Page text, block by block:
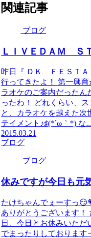
関連記事
ブログ
ＬＩＶＥＤＡＭ Ｓ
昨日『 ＤＫ ＦＥＳＴ
行ってきたよ！ 第一興
ラオケのご案内だったん
ったわ！ どれくらい、ス
と、カラオケを越えた次
テイメント♪♯(*´ω｀*) な...
2015.03.21
ブログ
ブログ
休みですが今日も元
たけちゃんでぇーすっ
ありがとうございます！
日、今日とお休みいただ
でまったりしております